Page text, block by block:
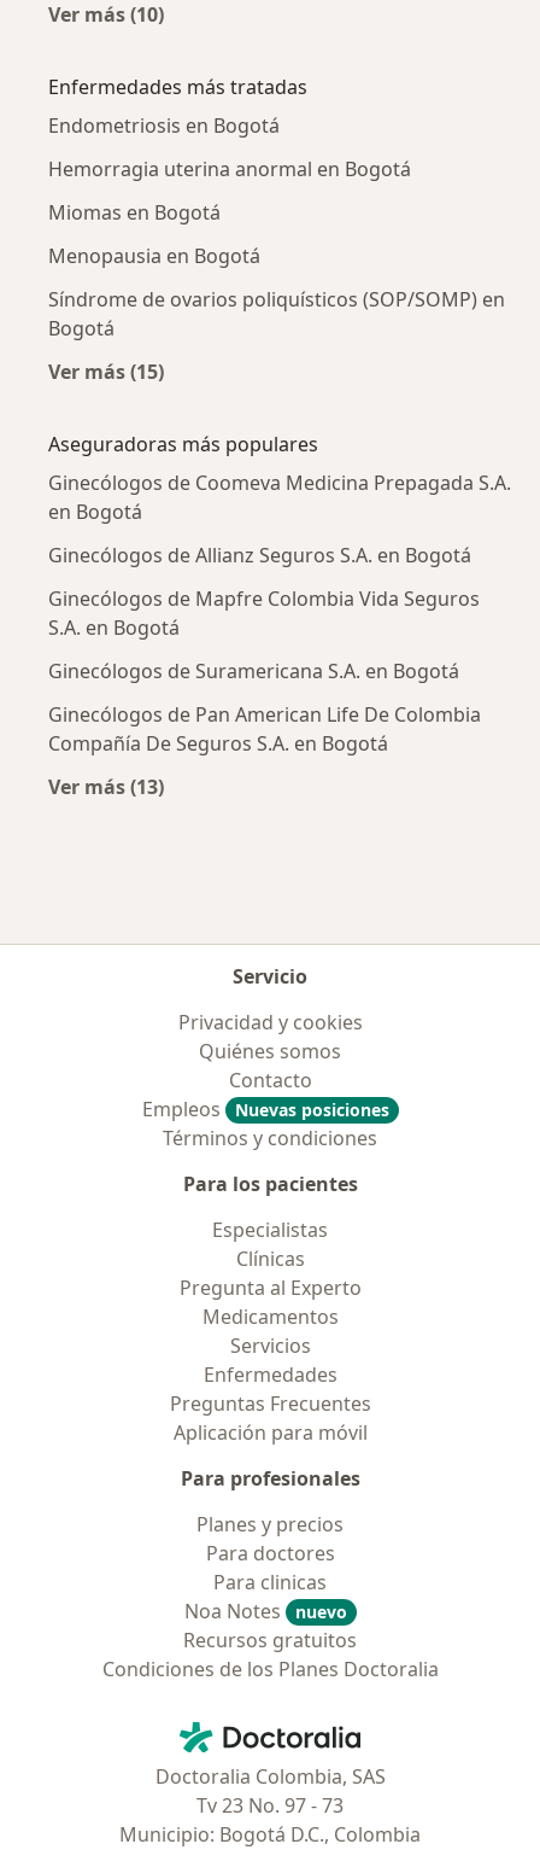
Ver más (10)
Enfermedades más tratadas
Endometriosis en Bogotá
Hemorragia uterina anormal en Bogotá
Miomas en Bogotá
Menopausia en Bogotá
Síndrome de ovarios poliquísticos (SOP/SOMP) en
Bogotá
Ver más (15)
Aseguradoras más populares
Ginecólogos de Coomeva Medicina Prepagada S.A.
en Bogotá
Ginecólogos de Allianz Seguros S.A. en Bogotá
Ginecólogos de Mapfre Colombia Vida Seguros
S.A. en Bogotá
Ginecólogos de Suramericana S.A. en Bogotá
Ginecólogos de Pan American Life De Colombia
Compañía De Seguros S.A. en Bogotá
Ver más (13)
Servicio
Privacidad y cookies
Quiénes somos
Contacto
Empleos
Nuevas posiciones
Términos y condiciones
Para los pacientes
Especialistas
Clínicas
Pregunta al Experto
Medicamentos
Servicios
Enfermedades
Preguntas Frecuentes
Aplicación para móvil
Para profesionales
Planes y precios
Para doctores
Para clinicas
Noa Notes
nuevo
Recursos gratuitos
Condiciones de los Planes Doctoralia
Doctoralia - Página de inicio
Doctoralia Colombia, SAS
Tv 23 No. 97 - 73
Municipio: Bogotá D.C., Colombia